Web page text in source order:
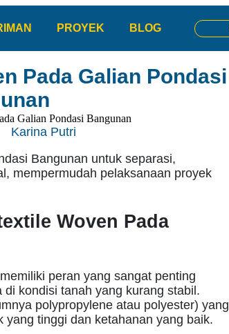
PROYEK BLOG
Pada Galian Pondasi
Karina Putri
Bangunan untuk separasi,
mempermudah pelaksanaan proyek
Woven Pada
peran yang sangat penting
kondisi tanah yang kurang stabil.
polypropylene atau polyester) yang
tinggi dan ketahanan yang baik.